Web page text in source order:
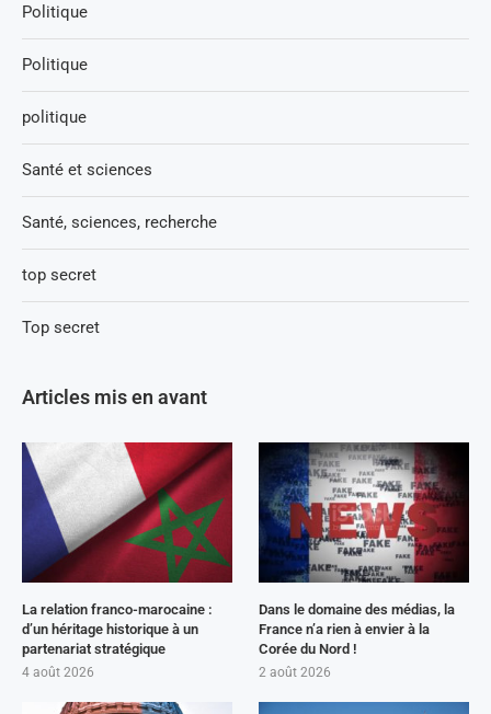
Politique
Politique
politique
Santé et sciences
Santé, sciences, recherche
top secret
Top secret
Articles mis en avant
La relation franco-marocaine :
d’un héritage historique à un
partenariat stratégique
4 août 2026
Dans le domaine des médias, la
France n’a rien à envier à la
Corée du Nord !
2 août 2026